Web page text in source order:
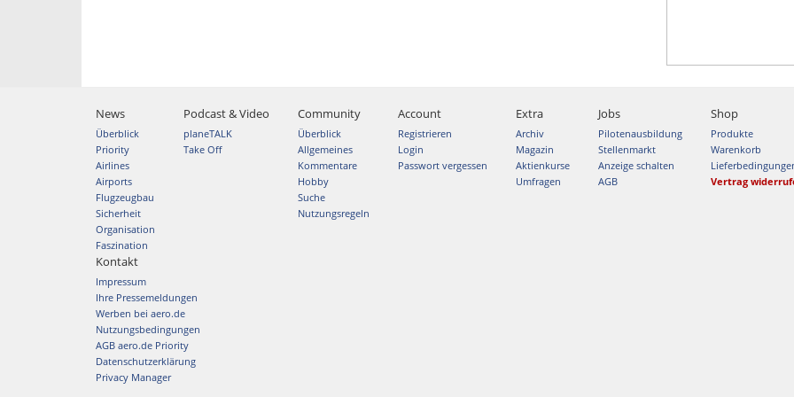
News
Überblick
Priority
Airlines
Airports
Flugzeugbau
Sicherheit
Organisation
Faszination
Podcast & Video
planeTALK
Take Off
Community
Überblick
Allgemeines
Kommentare
Hobby
Suche
Nutzungsregeln
Account
Registrieren
Login
Passwort vergessen
Extra
Archiv
Magazin
Aktienkurse
Umfragen
Jobs
Pilotenausbildung
Stellenmarkt
Anzeige schalten
AGB
Shop
Produkte
Warenkorb
Vertrag
Kontakt
Impressum
Ihre Pressemeldungen
Werben bei aero.de
Nutzungsbedingungen
AGB aero.de Priority
Datenschutzerklärung
Privacy Manager